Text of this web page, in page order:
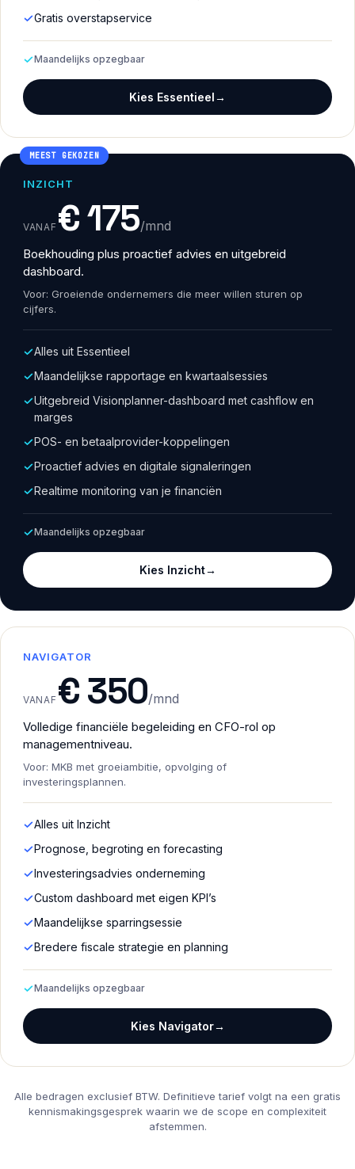
Gratis overstapservice
Maandelijks opzegbaar
Kies Essentieel→
MEEST GEKOZEN
INZICHT
VANAF € 175/mnd
Boekhouding plus proactief advies en uitgebreid
dashboard.
Voor: Groeiende ondernemers die meer willen sturen op
cijfers.
Alles uit Essentieel
Maandelijkse rapportage en kwartaalsessies
Uitgebreid Visionplanner-dashboard met cashflow en
marges
POS- en betaalprovider-koppelingen
Proactief advies en digitale signaleringen
Realtime monitoring van je financiën
Maandelijks opzegbaar
Kies Inzicht→
NAVIGATOR
VANAF € 350/mnd
Volledige financiële begeleiding en CFO-rol op
managementniveau.
Voor: MKB met groeiambitie, opvolging of
investeringsplannen.
Alles uit Inzicht
Prognose, begroting en forecasting
Investeringsadvies onderneming
Custom dashboard met eigen KPI’s
Maandelijkse sparringsessie
Bredere fiscale strategie en planning
Maandelijks opzegbaar
Kies Navigator→
Alle bedragen exclusief BTW. Definitieve tarief volgt na een gratis
kennismakingsgesprek waarin we de scope en complexiteit
afstemmen.